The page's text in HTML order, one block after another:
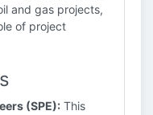
and gas projects,
of project
(SPE): This